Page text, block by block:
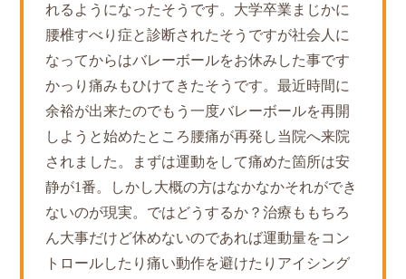
れるようになったそうです。大学卒業まじかに
腰椎すべり症と診断されたそうですが社会人に
なってからはバレーボールをお休みした事です
かっり痛みもひけてきたそうです。最近時間に
余裕が出来たのでもう一度バレーボールを再開
しようと始めたところ腰痛が再発し当院へ来院
されました。まずは運動をして痛めた箇所は安
静が1番。しかし大概の方はなかなかそれができ
ないのが現実。ではどうするか？治療ももちろ
ん大事だけど休めないのであれば運動量をコン
トロールしたり痛い動作を避けたりアイシング